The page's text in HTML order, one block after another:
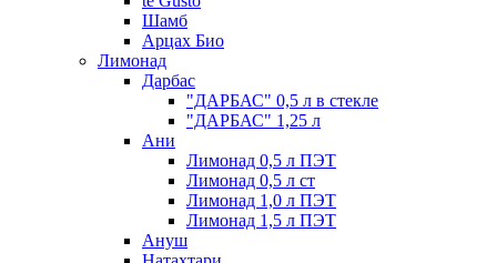
Шамб
Арцах Био
Лимонад
Дарбас
"ДАРБАС" 0,5 л в стекле
"ДАРБАС" 1,25 л
Ани
Лимонад 0,5 л ПЭТ
Лимонад 0,5 л ст
Лимонад 1,0 л ПЭТ
Лимонад 1,5 л ПЭТ
Ануш